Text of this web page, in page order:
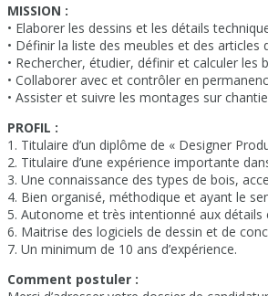
MISSION :
• Elaborer les dessins et les détails
• Définir la liste des meubles et des articles
• Rechercher, étudier, définir et calculer
• Collaborer avec et contrôler en
• Assister et suivre les montages sur
PROFIL :
1. Titulaire d’un diplôme de « Designer
2. Titulaire d’une expérience importante
3. Une connaissance des types de bois,
4. Bien organisé, méthodique et ayant le
5. Autonome et très intentionné aux
6. Maitrise des logiciels de dessin et de
7. Un minimum de 10 ans d’expérience.
Comment postuler :